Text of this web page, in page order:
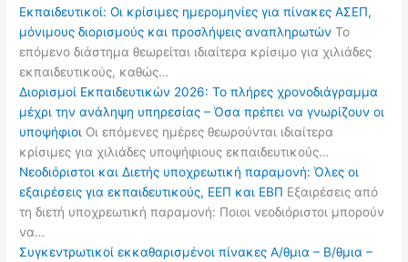
Εκπαιδευτικοί: Οι κρίσιμες ημερομηνίες για πίνακες ΑΣΕΠ,
μόνιμους διορισμούς και προσλήψεις αναπληρωτών Το
επόμενο διάστημα θεωρείται ιδιαίτερα κρίσιμο για χιλιάδες
εκπαιδευτικούς, καθώς…
Διορισμοί Εκπαιδευτικών 2026: Το πλήρες χρονοδιάγραμμα
μέχρι την ανάληψη υπηρεσίας – Όσα πρέπει να γνωρίζουν οι
υποψήφιοι Οι επόμενες ημέρες θεωρούνται ιδιαίτερα
κρίσιμες για χιλιάδες υποψήφιους εκπαιδευτικούς…
Νεοδιόριστοι και Διετής υποχρεωτική παραμονή: Όλες οι
εξαιρέσεις για εκπαιδευτικούς, ΕΕΠ και ΕΒΠ Εξαιρέσεις από
τη διετή υποχρεωτική παραμονή: Ποιοι νεοδιόριστοι μπορούν
να…
Συγκεντρωτικοί εκκαθαρισμένοι πίνακες Α/θμια – Β/θμια –